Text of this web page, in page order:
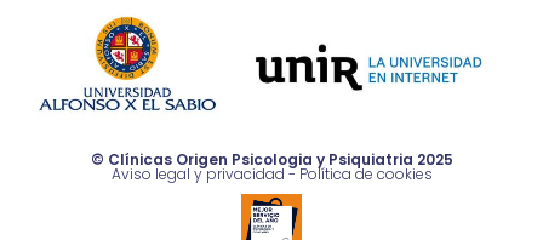
© Clínicas Origen Psicologia y Psiquiatria 2025
Aviso legal y privacidad -Política de cookies